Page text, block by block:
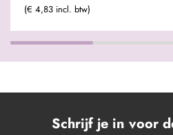
(€ 4,83 incl. btw)
Schrijf je in voor